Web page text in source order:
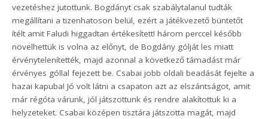
vezetéshez jutottunk. Bogdányt csak szabálytalanul tudták
megállítani a tizenhatoson belül, ezért a játékvezető büntetőt
ítélt amit Faludi higgadtan értékesített! három perccel később
növelhettük is volna az előnyt, de Bogdány gólját les miatt
érvénytelenítették, majd azonnal a következő támadást már
érvényes góllal fejezett be. Csabai jobb oldali beadását fejelte a
hazai kapuba! Jó volt látni a csapaton azt az elszántságot, amit
már régóta várunk, jól játszottunk és rendre alakítottuk ki a
helyzeteket. Csabai középen tisztára játszotta magát, majd